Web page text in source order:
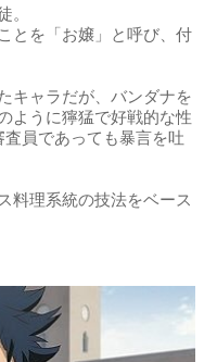
。
とを「お嬢」と呼び、付
キャラだが、バンダナを
ように獰猛で好戦的な性
員であっても暴言を吐
料理系統の技法をベース